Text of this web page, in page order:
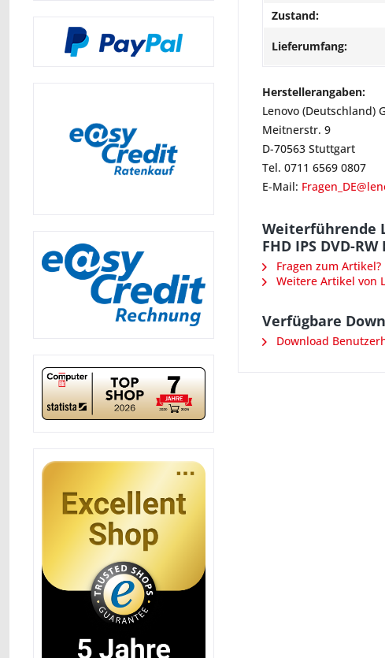
Zustand:
Lieferumfang:
Herstellerangaben:
Lenovo (Deutschland)
Meitnerstr. 9
D-70563 Stuttgart
Tel. 0711 6569 0807
E-Mail:
Weiterführende
FHD IPS DVD-
Fragen zum Artikel?
Weitere Artikel von
Verfügbare
Download